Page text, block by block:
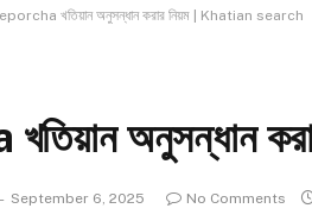
eporcha খতিয়ান অনুসন্ধান করার নিয়ম | Khatian search
অনুসন্ধান
September 6, 2025 No Comments